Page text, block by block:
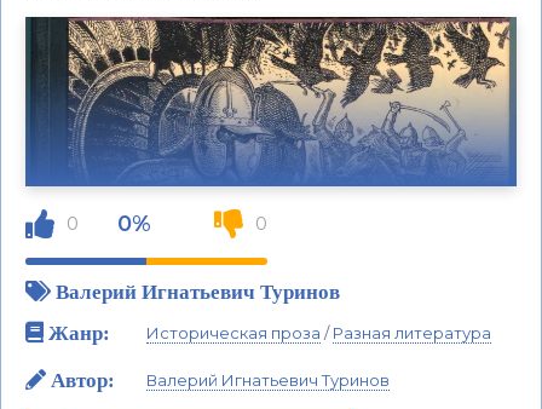
0 0% 0
Валерий Игнатьевич Туринов
Жанр:
Историческая проза /Разная литература
Автор: Валерий Игнатьевич Туринов